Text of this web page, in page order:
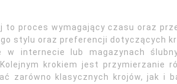
to proces wymagający czasu oraz
stylu oraz preferencji dotyczących
w internecie lub magazynach
krokiem jest przymierzanie
zarówno klasycznych krojów, jak i